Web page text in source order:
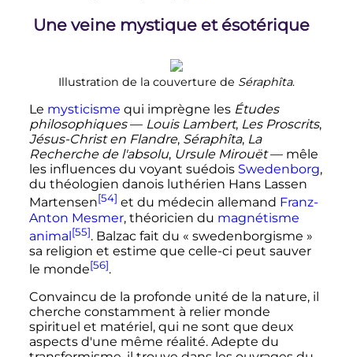
Une veine mystique et ésotérique
Illustration de la couverture de Séraphîta.
Le mysticisme qui imprègne les Études
philosophiques — Louis Lambert, Les Proscrits,
Jésus-Christ en Flandre, Séraphîta, La
Recherche de l'absolu, Ursule Mirouët —mêle
les influences du voyant suédois Swedenborg,
du théologien danois luthérien Hans Lassen
Martensen[54] et du médecin allemand Franz-
Anton Mesmer, théoricien du magnétisme
animal[55]. Balzac fait du « swedenborgisme »
sa religion et estime que celle-ci peut sauver
le monde[56].
Convaincu de la profonde unité de la nature, il
cherche constamment à relier monde
spirituel et matériel, qui ne sont que deux
aspects d'une même réalité. Adepte du